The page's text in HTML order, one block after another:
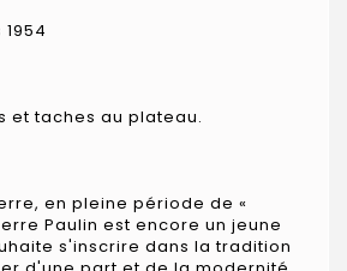
et taches au plateau.
en pleine période de «
Paulin est encore un jeune
s'inscrire dans la tradition